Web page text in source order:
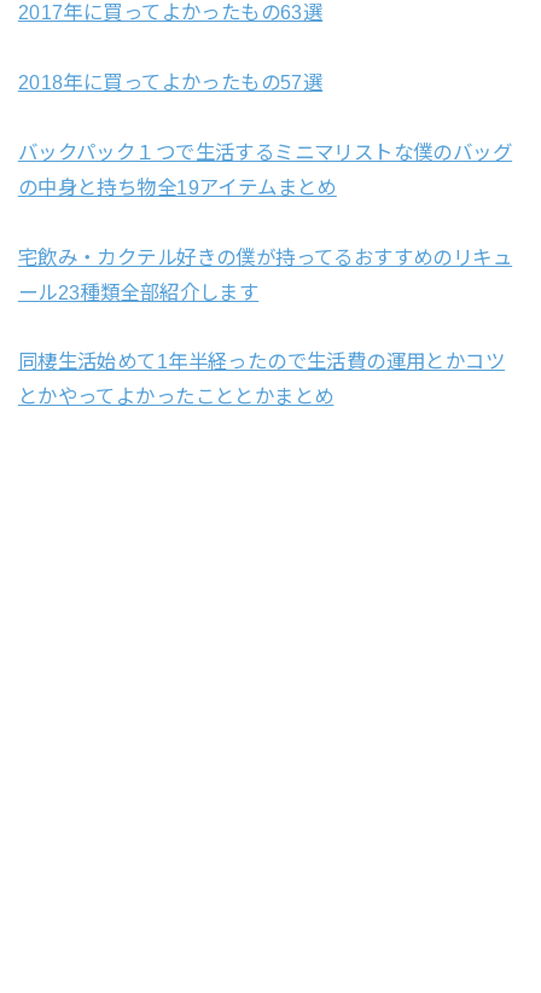
2017年に買ってよかったもの63選
2018年に買ってよかったもの57選
バックパック１つで生活するミニマリストな僕のバッグ
の中身と持ち物全19アイテムまとめ
宅飲み・カクテル好きの僕が持ってるおすすめのリキュ
ール23種類全部紹介します
同棲生活始めて1年半経ったので生活費の運用とかコツ
とかやってよかったこととかまとめ